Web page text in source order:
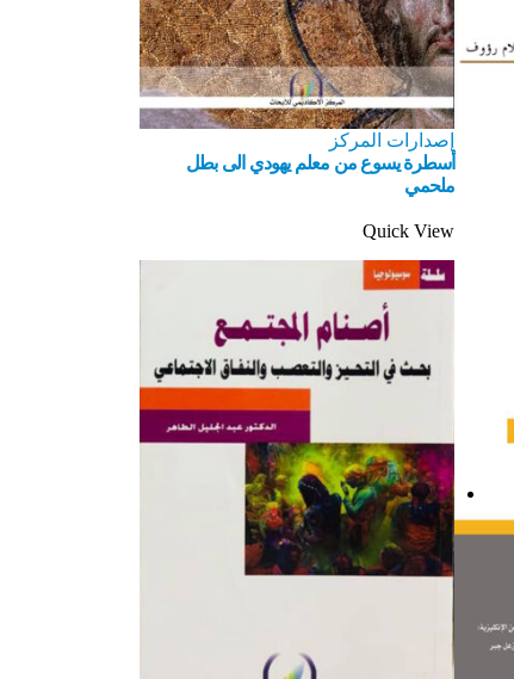
إصدارات المركز
أسطرة يسوع من معلم يهودي الى بطل
ملحمي
Quick View